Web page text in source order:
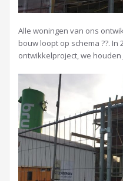
Alle woningen van ons
bouw loopt op schema ??. In
ontwikkelproject, we